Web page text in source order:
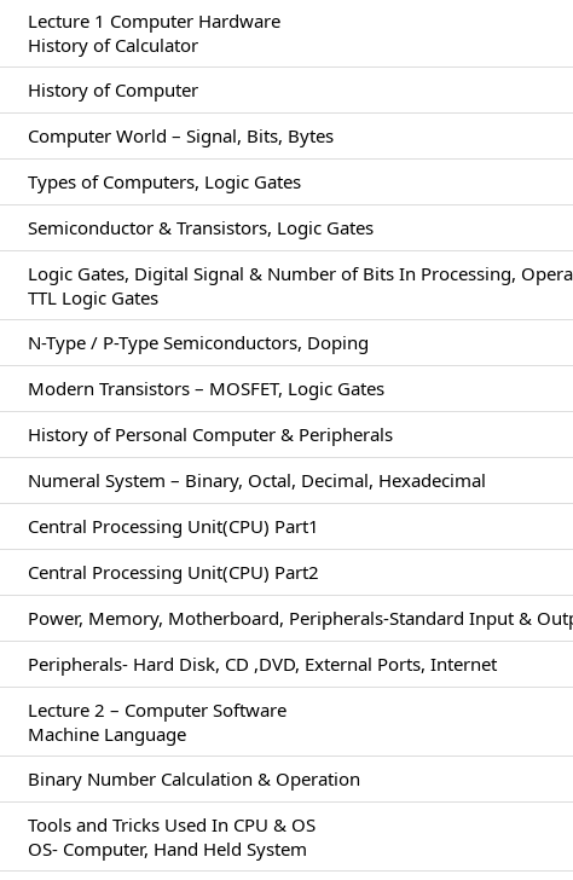
Lecture 1 Computer Hardware
History of Calculator
History of Computer
Computer World – Signal, Bits, Bytes
Types of Computers, Logic Gates
Semiconductor & Transistors, Logic Gates
Logic Gates, Digital Signal & Number of Bits In Processing,
TTL Logic Gates
N-Type / P-Type Semiconductors, Doping
Modern Transistors – MOSFET, Logic Gates
History of Personal Computer & Peripherals
Numeral System – Binary, Octal, Decimal, Hexadecimal
Central Processing Unit(CPU) Part1
Central Processing Unit(CPU) Part2
Power, Memory, Motherboard, Peripherals-Standard Input &
Peripherals- Hard Disk, CD ,DVD, External Ports, Internet
Lecture 2 – Computer Software
Machine Language
Binary Number Calculation & Operation
Tools and Tricks Used In CPU & OS
OS- Computer, Hand Held System